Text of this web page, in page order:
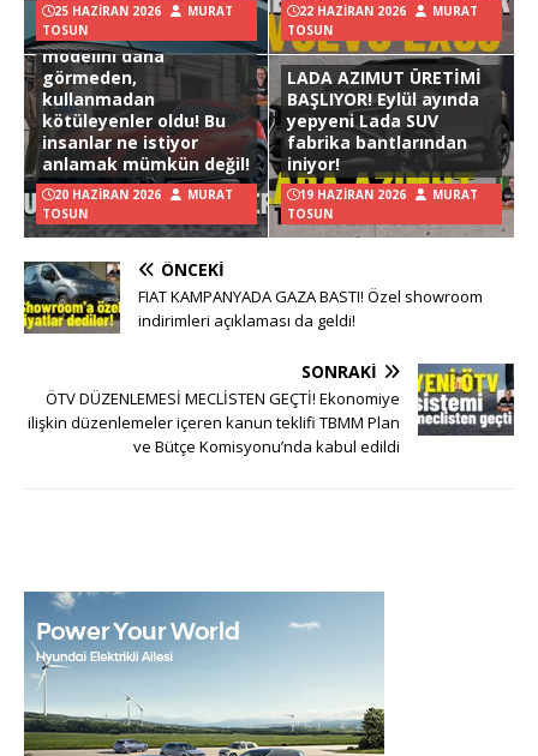
25 HAZIRAN 2026
MURAT
TOSUN
22 HAZIRAN 2026
MURAT
TOSUN
Hyundai Ioniq 3
modelini daha
görmeden,
kullanmadan
kötüleyenler oldu! Bu
insanlar ne istiyor
anlamak mümkün değil!
20 HAZIRAN 2026
MURAT
TOSUN
LADA AZIMUT ÜRETİMİ
BAŞLIYOR! Eylül ayında
yepyeni Lada SUV
fabrika bantlarından
iniyor!
19 HAZIRAN 2026
MURAT
TOSUN
ÖNCEKI
FIAT KAMPANYADA GAZA BASTI! Özel showroom
indirimleri açıklaması da geldi!
SONRAKI
ÖTV DÜZENLEMESİ MECLİSTEN GEÇTİ! Ekonomiye
ilişkin düzenlemeler içeren kanun teklifi TBMM Plan
ve Bütçe Komisyonu’nda kabul edildi